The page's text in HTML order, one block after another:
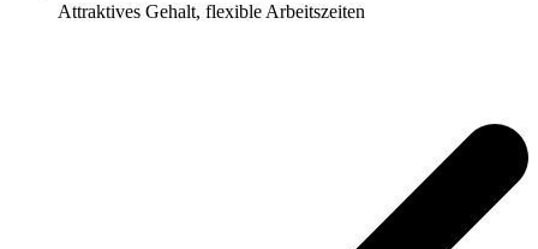
Attraktives Gehalt, flexible Arbeitszeiten